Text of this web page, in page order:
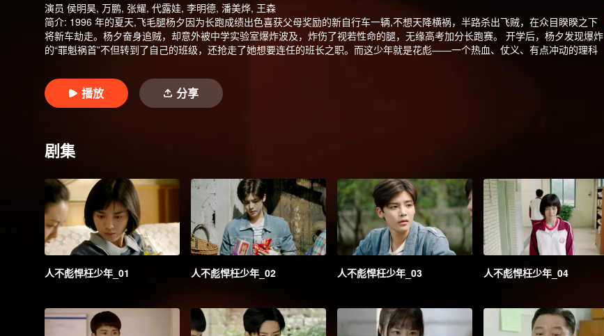
演员 侯明昊, 万鹏, 张耀, 代露娃, 李明德, 潘美烨, 王森
简介: 1996 年的夏天,飞毛腿杨夕因为长跑成绩出色喜获父母奖励的新自行车一辆,不想天降横祸，半路杀出飞贼，在众目睽睽之下
将新车劫走。杨夕奋身追贼，却意外被中学实验室爆炸波及，炸伤了视若性命的腿，无缘高考加分长跑赛。 开学后，杨夕发现爆炸
的“罪魁祸首”不但转到了自己的班级，还抢走了她想要连任的班长之职。而这少年就是花彪——一个热血、仗义、有点冲动的理科
录、为兄弟不顾安危两肋插刀, 以实际行动证明了自己的仗义率直之后，大家才终于打消了对他的疑忌。 花彪正式成为了小团体“飞
车五人组”的一员，而杨夕发现他不仅热血仗义，还对花奶奶孝心一片，终于放下成见，与他坦诚相交。于是,“飞车五人组”叱咤校
园，在高三最后的日子里一起经历了青春的欢笑与苦涩，共同抵挡了成长的风浪，在这难忘的一年留下了青春彪悍的足迹。
播放 分享
剧集
人不彪悍枉少年_01 人不彪悍枉少年_02 人不彪悍枉少年_03 人不彪悍枉少年_04